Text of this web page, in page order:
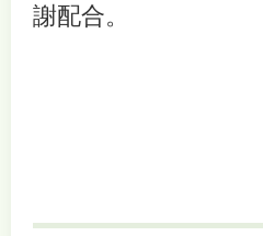
謝配合。